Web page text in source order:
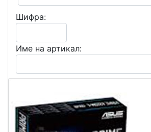
Шифра:
Име на артикал: